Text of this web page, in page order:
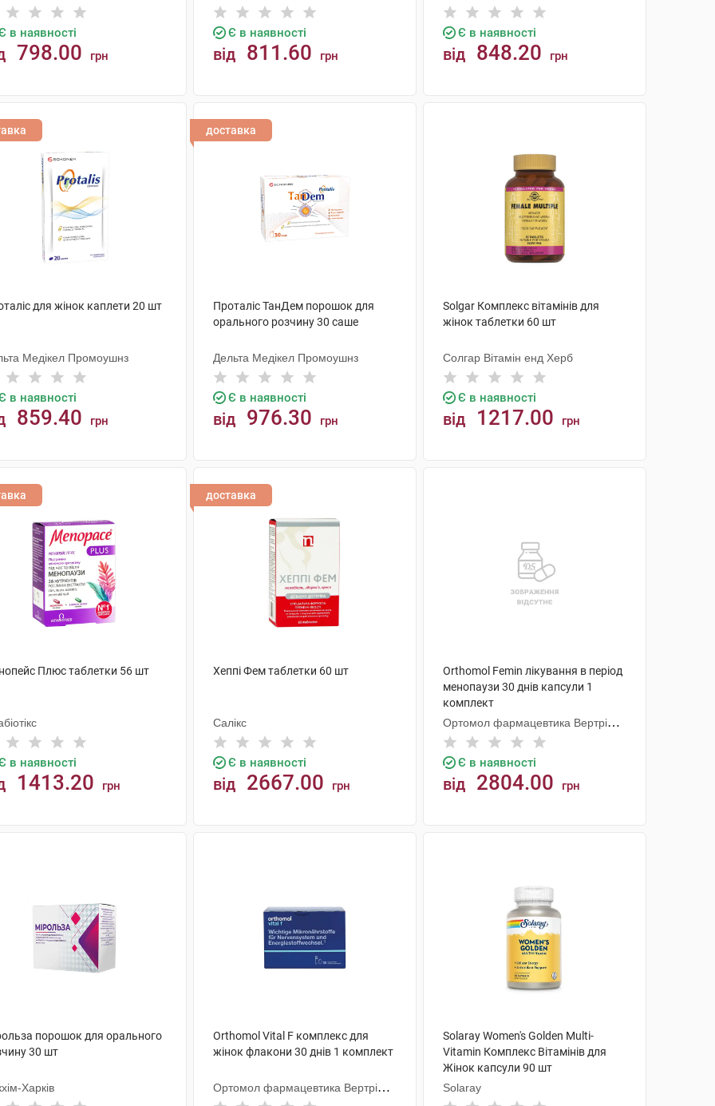
в наявності
798.00 грн
Є в наявності
від 811.60 грн
Є в наявності
від 848.20 грн
для жінок каплети 20 шт
Медікел Промоушнз
в наявності
859.40 грн
доставка
Проталіс ТанДем порошок для
орального розчину 30 саше
Дельта Медікел Промоушнз
Є в наявності
від 976.30 грн
Solgar Комплекс вітамінів для
жінок таблетки 60 шт
Солгар Вітамін енд Херб
Є в наявності
від 1217.00 грн
Плюс таблетки 56 шт
в наявності
1413.20 грн
доставка
Хеппі Фем таблетки 60 шт
Салікс
Є в наявності
від 2667.00 грн
Orthomol Femin лікування в період
менопаузи 30 днів капсули 1
комплект
Ортомол фармацевтика Вертрібс
ГмбХ
Є в наявності
від 2804.00 грн
порошок для орального
30 шт
Харків
Orthomol Vital F комплекс для
жінок флакони 30 днів 1 комплект
Ортомол фармацевтика Вертрібс
Solaray Women's Golden Multi-
Vitamin Комплекс Вітамінів для
Жінок капсули 90 шт
Solaray